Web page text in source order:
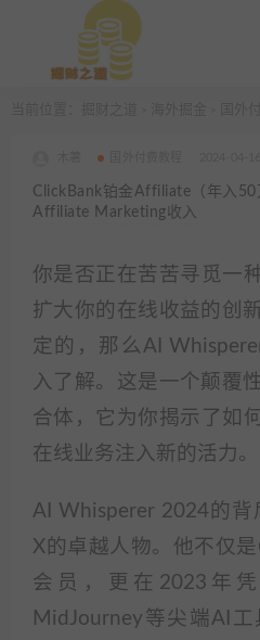
ClickBank铂金Affiliate（年入
Affiliate Marketing收入
你是否正在苦苦寻觅一
扩大你的在线收益的创
定的，那么AI
入了解。这是一个颠覆
合体，它为你揭示了如
在线业务注入新的活力。
AI Whisperer 2024的
X的卓越人物。他不仅
会员，更在2023年凭
MidJourney等尖端AI